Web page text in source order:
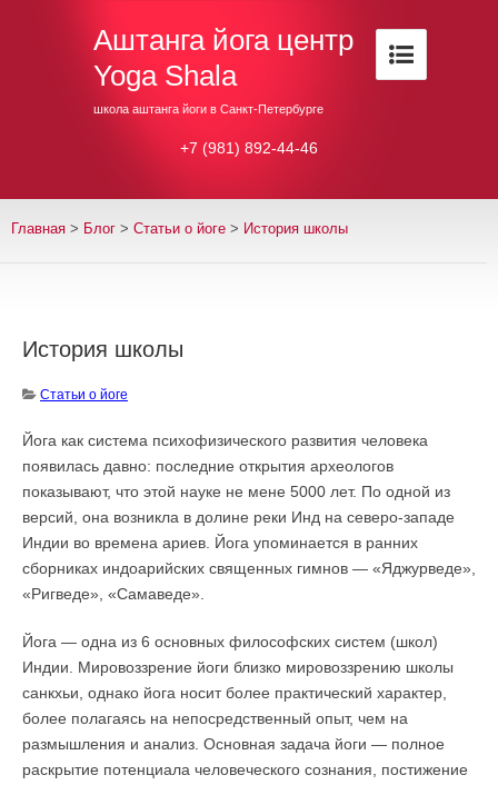
Аштанга йога центр
Yoga Shala
школа аштанга йоги в Санкт-Петербурге
+7 (981) 892-44-46
Главная > Блог > Cтатьи о йоге > История школы
История школы
Cтатьи о йоге
Йога как система психофизического развития человека
появилась давно: последние открытия археологов
показывают, что этой науке не мене 5000 лет. По одной из
версий, она возникла в долине реки Инд на северо-западе
Индии во времена ариев. Йога упоминается в ранних
сборниках индоарийских священных гимнов — «Яджурведе»,
«Ригведе», «Самаведе».
Йога — одна из 6 основных философских систем (школ)
Индии. Мировоззрение йоги близко мировоззрению школы
санкхьи, однако йога носит более практический характер,
более полагаясь на непосредственный опыт, чем на
размышления и анализ. Основная задача йоги — полное
раскрытие потенциала человеческого сознания, постижение